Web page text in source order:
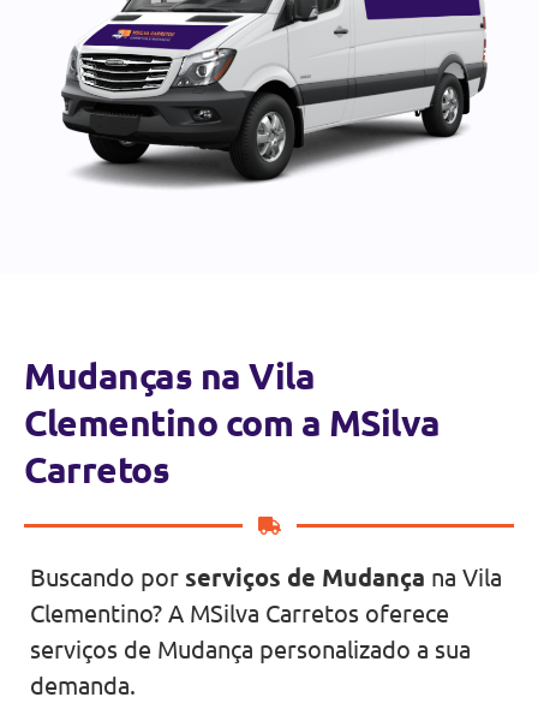
Mudanças na Vila
Clementino com a MSilva
Carretos
Buscando por serviços de Mudança na Vila
Clementino? A MSilva Carretos oferece
serviços de Mudança personalizado a sua
demanda.